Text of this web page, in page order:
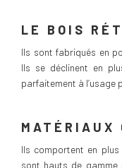
LE BOIS
Ils sont fabriqués en
Ils se déclinent en
parfaitement à l’usage
MATÉRIAUX
Ils comportent en
sont hauts de